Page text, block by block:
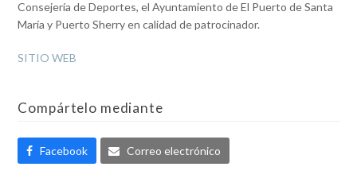
Consejería de Deportes, el Ayuntamiento de El Puerto de Santa
María y Puerto Sherry en calidad de patrocinador.
SITIO WEB
Compártelo mediante
Facebook Correo electrónico